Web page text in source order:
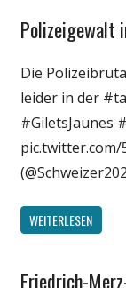
Francais
Medien
Politik
Wissenschaft
Polizeigewalt
Die
leider in der
#GiletsJaunes
WEITERLESEN
Gesellschaft
Friedrich-